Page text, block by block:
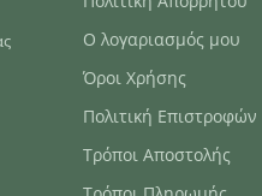
Ο λογαριασμός μου
Όροι Χρήσης
Πολιτική Επιστροφών
Τρόποι Αποστολής